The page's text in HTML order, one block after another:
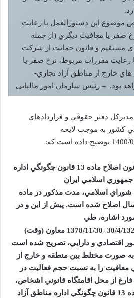
موضوع اين دستورالعمل با رعايت
يا معافيت ديگري (از جمله
هاي مستقيم و قانون حمايت از شرکت
رعايت مقررات مربوط، نرخ صفر يا
خارج از مناطق آزاد تجاري-
بود. – رئيس سازمان امور مالياتي
دفتر حقوقي و قراردادهاي
کشور به موجب لايحه
اصلاح ماده 13 قانون چگونگي اداره
اسلامي ايران
اسلامي، مدت مذکور در ماده
اصلاح شده است. پيش از اين و در
اشاره، طي
30/4/
–
1378/11/30 معاون (وقت)
اقتصادي و دارايي، تصريح شده است
صورت مختلط بين منطقه و خارج از
را به نسبت حجم فعاليت در
از محل اقامتگاه قانوني اشخاص،
13 قانون چگونگي اداره مناطق آزاد